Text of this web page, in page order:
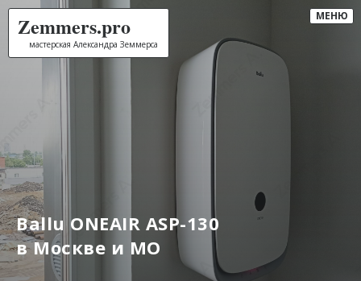
Zemmers.pro
мастерская Александра Земмерса
МЕНЮ
Ballu ONEAIR ASP-130
в Москве и МО